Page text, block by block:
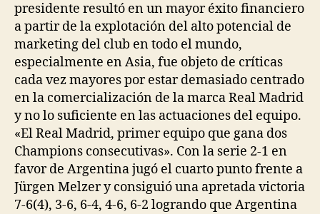
presidente resultó en un mayor éxito financiero
a partir de la explotación del alto potencial de
marketing del club en todo el mundo,
especialmente en Asia, fue objeto de críticas
cada vez mayores por estar demasiado centrado
en la comercialización de la marca Real Madrid
y no lo suficiente en las actuaciones del equipo.
«El Real Madrid, primer equipo que gana dos
Champions consecutivas». Con la serie 2-1 en
favor de Argentina jugó el cuarto punto frente a
Jürgen Melzer y consiguió una apretada victoria
7-6(4), 3-6, 6-4, 4-6, 6-2 logrando que Argentina